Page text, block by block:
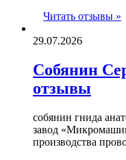
Читать отзывы »
29.07.2026
Собянин
отзывы
собянин гнида
завод
производства